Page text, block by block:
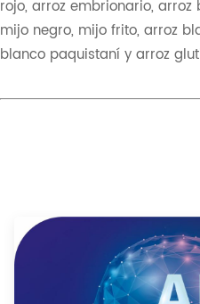
rojo, arroz embrionario,
mijo negro, mijo frito, arroz
blanco paquistaní y arroz